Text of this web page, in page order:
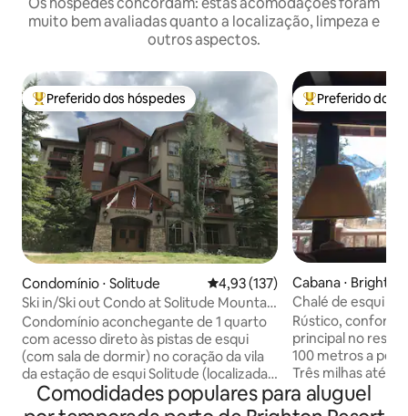
muito bem avaliadas quanto a localização, limpeza e
outros aspectos.
Entre os melhores preferidos dos hóspedes
Preferido dos hóspedes
Condomínio ⋅ Solitude 4,93 de uma avaliação média de
4,93 (137)
Ski in/Ski out Condo at Solitude Mountain
Resort
Condomínio aconchegante de 1 quarto
com acesso direto às pistas de esqui
(com sala de dormir) no coração da vila
da estação de esqui Solitude (localizada
em Big Cottonwood Canyon). Este
condomínio de mais de 800 pés
Entre os
Preferido dos
Cabana ⋅ Brighton
Chalé de esqui e
Utah
Rústico,
principal no
100 metros a pé
Três milhas até o
Solitude. Belas
propriedade. Os
Comodidades populares para aluguel